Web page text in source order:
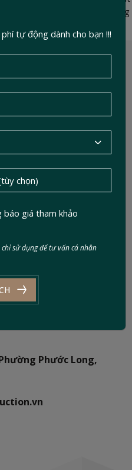
dựng giúp Chủ đầu tư dễ dàng
Phước Long,
tự động dành cho bạn !!!
giá tham khảo
sử dụng để tư vấn cá nhân